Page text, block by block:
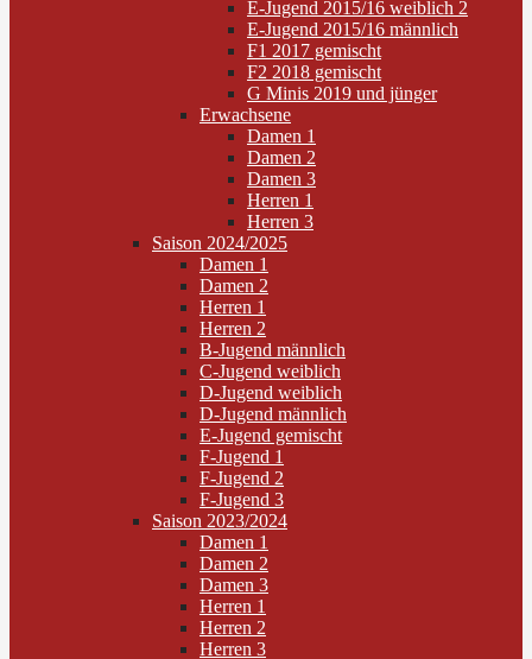
E-Jugend 2015/16 weiblich 2
E-Jugend 2015/16 männlich
F1 2017 gemischt
F2 2018 gemischt
G Minis 2019 und jünger
Erwachsene
Damen 1
Damen 2
Damen 3
Herren 1
Herren 3
Saison 2024/2025
Damen 1
Damen 2
Herren 1
Herren 2
B-Jugend männlich
C-Jugend weiblich
D-Jugend weiblich
D-Jugend männlich
E-Jugend gemischt
F-Jugend 1
F-Jugend 2
F-Jugend 3
Saison 2023/2024
Damen 1
Damen 2
Damen 3
Herren 1
Herren 2
Herren 3